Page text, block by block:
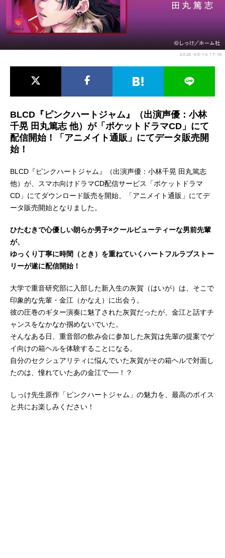
今期アニメ曜日別一覧
春アニメ
男性声優/女性声優一覧
2025-03-14 17:15
BLCD『ピンクハートジャム』（出演声優：小林
千晃 田丸篤志 他）が「ポケットドラマCD」にて
配信開始！「アニメイト通販」にてデータ販売開
始！
BLCD『ピンクハートジャム』（出演声優：小林千晃 田丸篤志
他）が、スマホ向けドラマCD配信サービス「ポケットドラマ
CD」にてダウンロード販売を開始、「アニメイト通販」にてデ
ータ販売開始となりました。
ひたむきで心優しい朗らか男子×クールビューティーな男前先輩
が、
ゆっくり丁寧に時間（とき）を重ねていくハートフルラブストー
リーが遂に配信開始！
大学で重音研究部に入部した新入生の灰賀（はいが）は、そこで
印象的な先輩・金江（かなえ）に出会う。
彼の圧巻のギター演奏に魅了された灰賀だったが、金江と話すチ
ャンスをなかなか掴めないでいた。
そんなある日、重音部の飲み会に参加した灰賀は先輩の提案でゲ
イ向けの箱ヘルを体験することになる。
自分のセクシュアリティに悩んでいた灰賀がその箱ヘルで対面し
たのは、憧れていたあの金江で──！？
しっけ先生原作「ピンクハートジャム」の魅力を、最高のボイス
と共にお楽しみください！